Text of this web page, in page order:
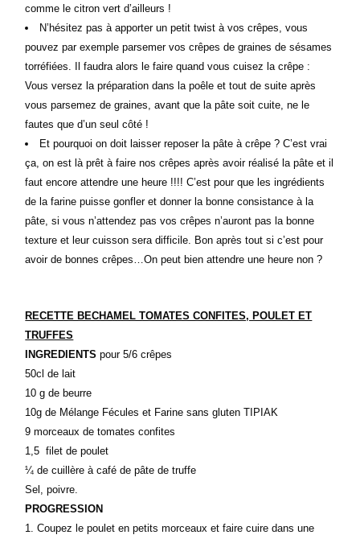
comme le citron vert d’ailleurs !
N’hésitez pas à apporter un petit twist à vos crêpes, vous
pouvez par exemple parsemer vos crêpes de graines de sésames
torréfiées. Il faudra alors le faire quand vous cuisez la crêpe :
Vous versez la préparation dans la poêle et tout de suite après
vous parsemez de graines, avant que la pâte soit cuite, ne le
fautes que d’un seul côté !
Et pourquoi on doit laisser reposer la pâte à crêpe ? C’est vrai
ça, on est là prêt à faire nos crêpes après avoir réalisé la pâte et il
faut encore attendre une heure !!!! C’est pour que les ingrédients
de la farine puisse gonfler et donner la bonne consistance à la
pâte, si vous n’attendez pas vos crêpes n’auront pas la bonne
texture et leur cuisson sera difficile. Bon après tout si c’est pour
avoir de bonnes crêpes…On peut bien attendre une heure non ?
RECETTE BECHAMEL TOMATES CONFITES, POULET ET
TRUFFES
INGREDIENTS pour 5/6 crêpes
50cl de lait
10 g de beurre
10g de Mélange Fécules et Farine sans gluten TIPIAK
9 morceaux de tomates confites
1,5 filet de poulet
¼ de cuillère à café de pâte de truffe
Sel, poivre.
PROGRESSION
Coupez le poulet en petits morceaux et faire cuire dans une